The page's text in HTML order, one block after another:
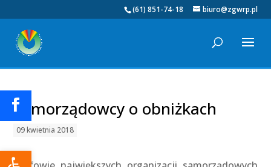
Otwórz pasek narzędzi
(61) 851-74-18 biuro@zgwrp.pl
Samorządowcy o obniżkach
09 kwietnia 2018